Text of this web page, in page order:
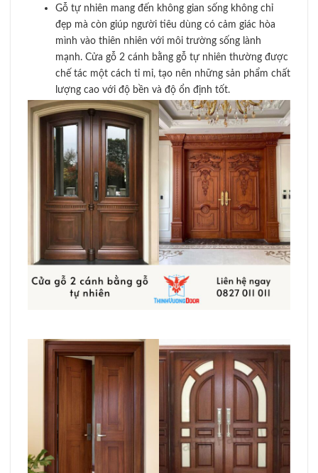
Gỗ tự nhiên mang đến không gian sống không chỉ
đẹp mà còn giúp người tiêu dùng có cảm giác hòa
mình vào thiên nhiên với môi trường sống lành
mạnh. Cửa gỗ 2 cánh bằng gỗ tự nhiên thường được
chế tác một cách tỉ mỉ, tạo nên những sản phẩm chất
lượng cao với độ bền và độ ổn định tốt.